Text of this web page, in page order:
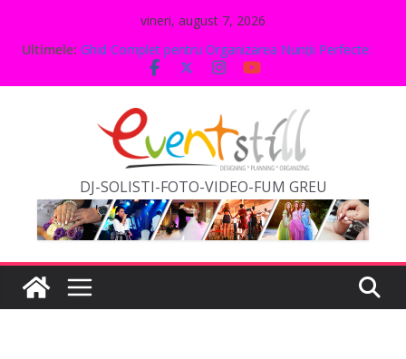
vineri, august 7, 2026
Ultimele:
Cum să Alegi Locația Perfectă pentru Evenimentul
Tău
Ghid Complet pentru Organizarea Nunții Perfecte:
Sfaturi și Idei
Tendințele în Decorul Evenimentelor pentru 2024:
Ce Este la Modă Acum
10 Idei Inovative pentru Petreceri de Aniversare
Organizarea Evenimentelor Corporate: Sfaturi și
Trucuri
DJ-SOLISTI-FOTO-VIDEO-FUM GREU